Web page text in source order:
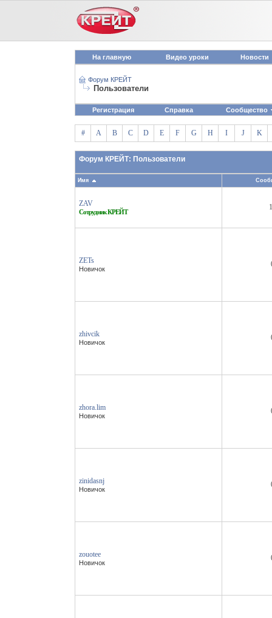
На главную Видео уроки Новости
Форум КРЕЙТ
Пользователи
Регистрация Справка Сообщество
# A B C D E F G H I J K
Форум КРЕЙТ: Пользователи
Имя
ZAV
Сотрудник КРЕЙТ
ZETs
Новичок
zhivcik
Новичок
zhora.lim
Новичок
zinidasnj
Новичок
zouotee
Новичок